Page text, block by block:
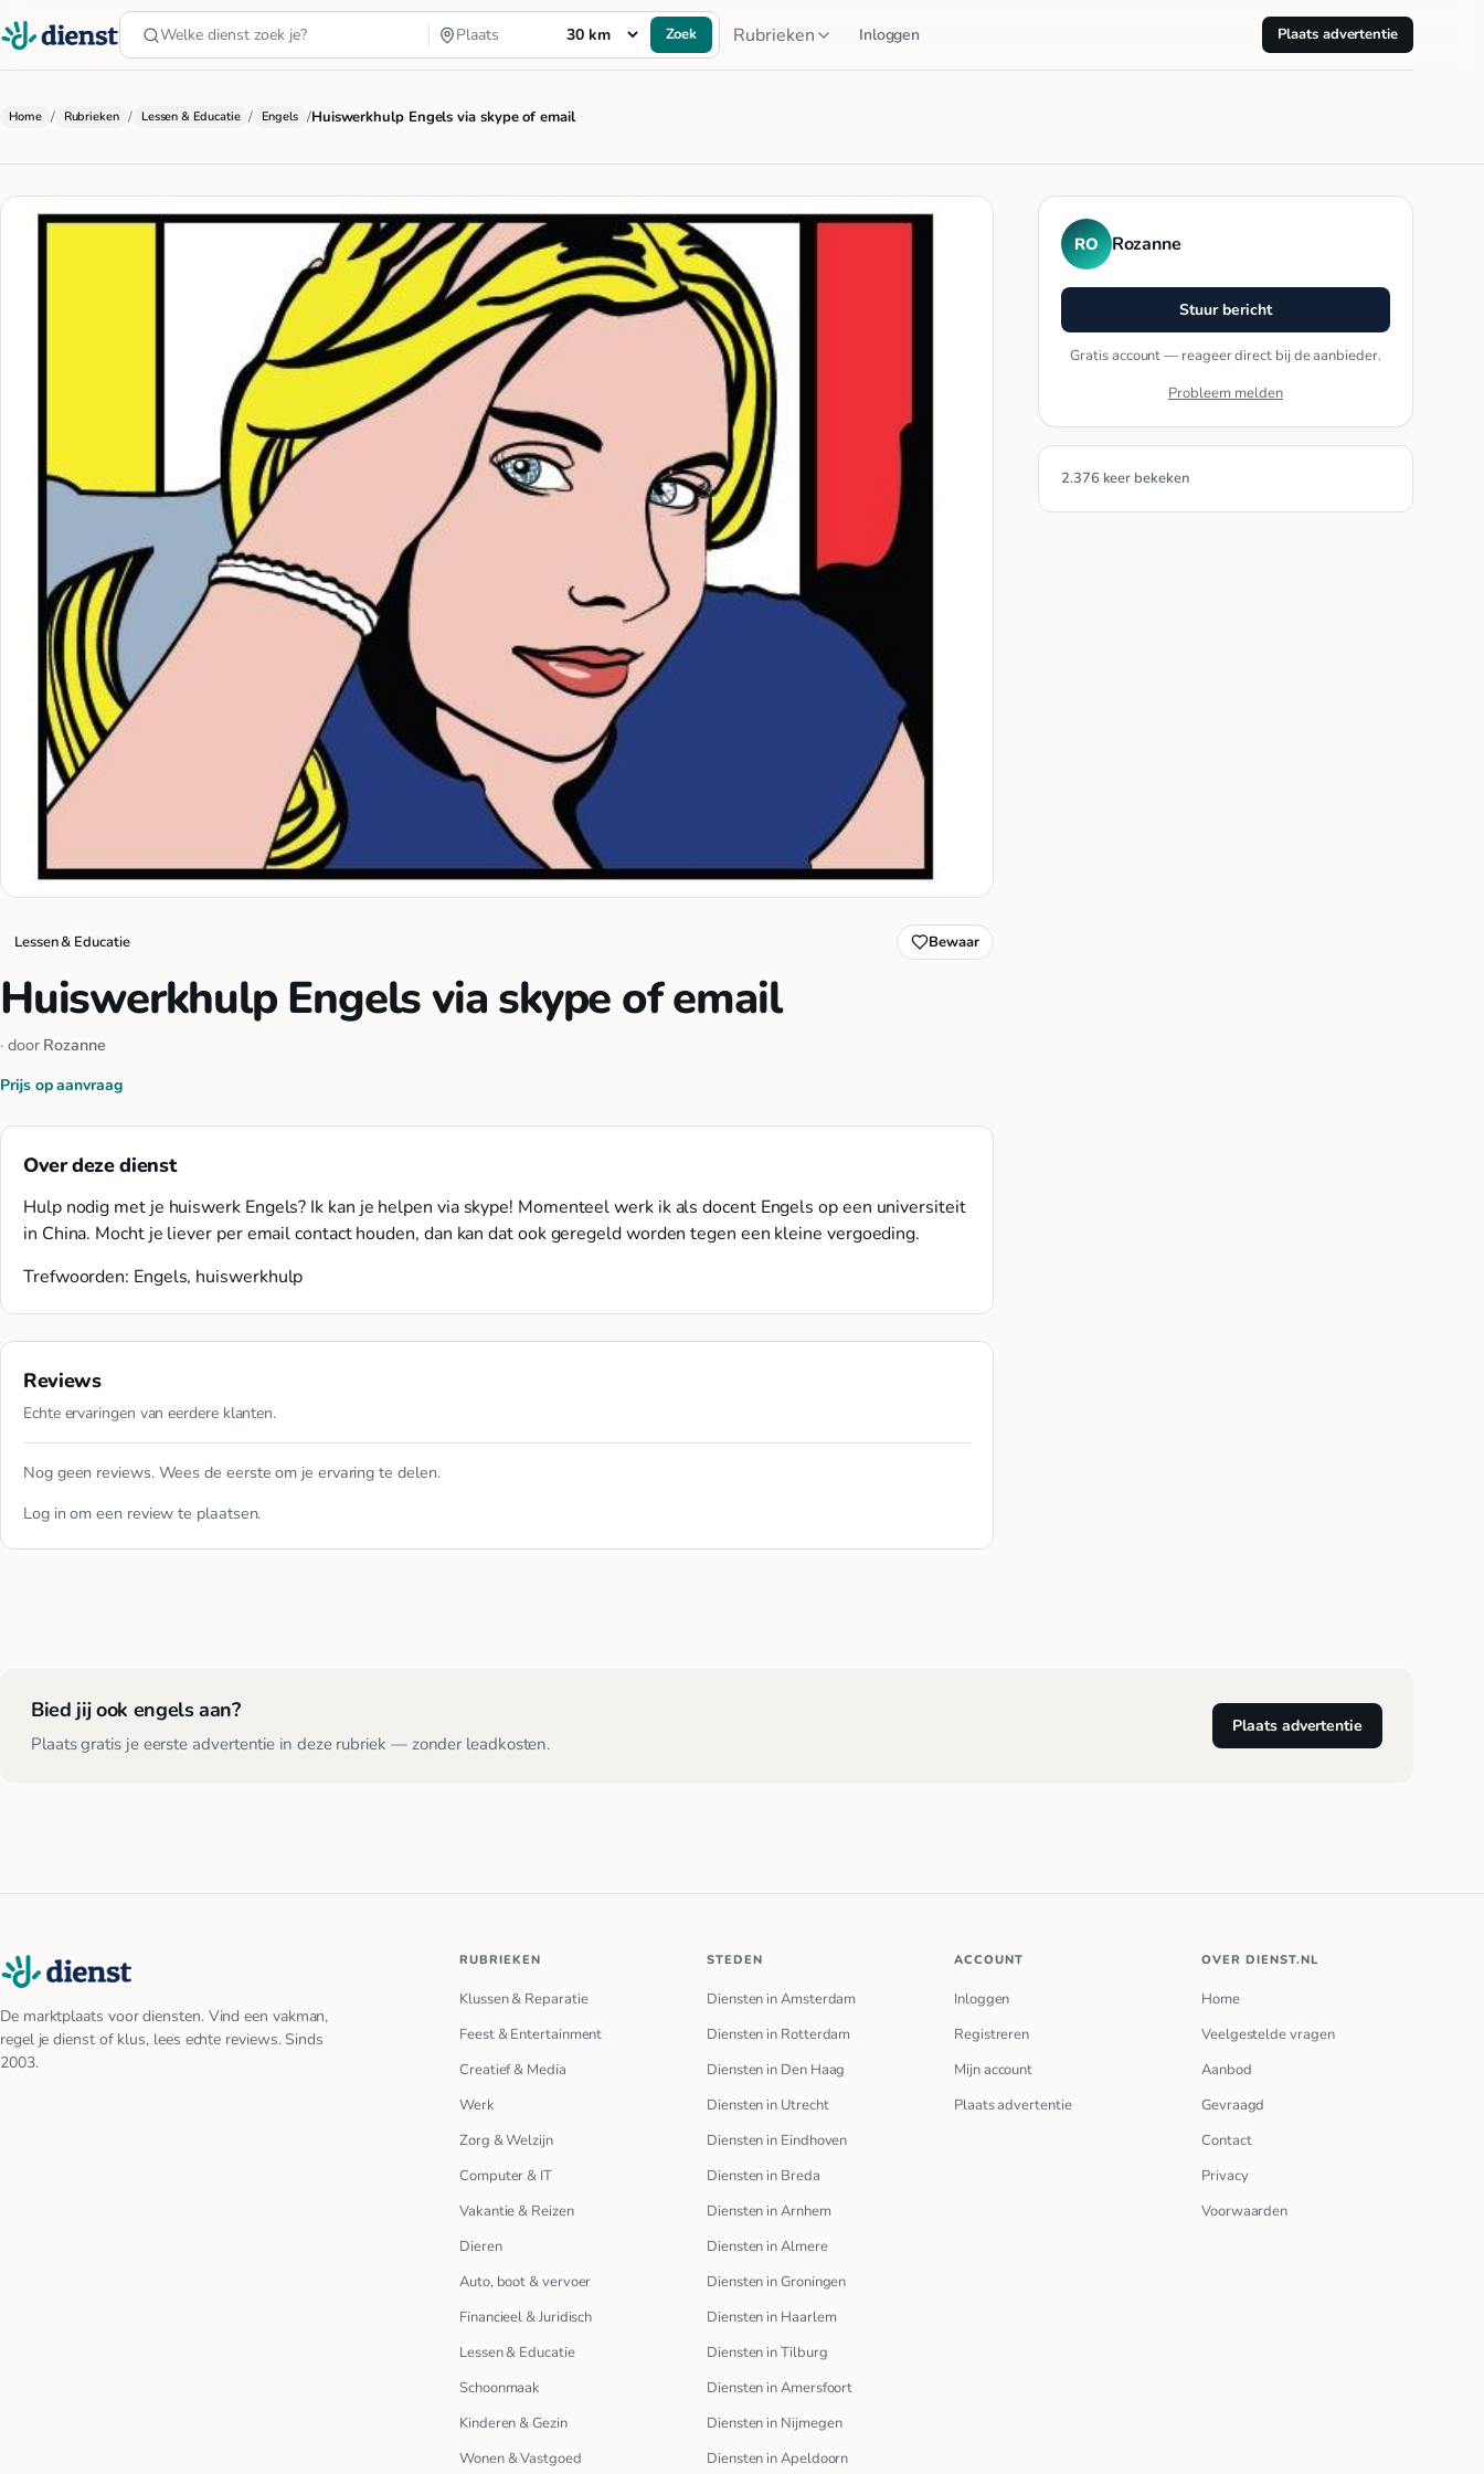
Zoek Rubrieken Inloggen Plaats advertentie
Home / Rubrieken / Lessen & Educatie / Engels /Huiswerkhulp Engels via skype of email
Lessen & Educatie Bewaar
Huiswerkhulp Engels via skype of email
· door Rozanne
Prijs op aanvraag
Over deze dienst
Hulp nodig met je huiswerk Engels? Ik kan je helpen via skype! Momenteel werk ik als docent Engels op een universiteit
in China. Mocht je liever per email contact houden, dan kan dat ook geregeld worden tegen een kleine vergoeding.
Trefwoorden: Engels, huiswerkhulp
Reviews
Echte ervaringen van eerdere klanten.
Nog geen reviews. Wees de eerste om je ervaring te delen.
Log in om een review te plaatsen.
RO Rozanne
Stuur bericht
Gratis account — reageer direct bij de aanbieder.
Probleem melden
2.376 keer bekeken
Bied jij ook engels aan?
Plaats gratis je eerste advertentie in deze rubriek — zonder leadkosten.
Plaats advertentie
De marktplaats voor diensten. Vind een vakman,
regel je dienst of klus, lees echte reviews. Sinds
2003.
RUBRIEKEN
Klussen & Reparatie
Feest & Entertainment
Creatief & Media
Werk
Zorg & Welzijn
Computer & IT
Vakantie & Reizen
Dieren
Auto, boot & vervoer
Financieel & Juridisch
Lessen & Educatie
Schoonmaak
Kinderen & Gezin
Wonen & Vastgoed
STEDEN
Diensten in Amsterdam
Diensten in Rotterdam
Diensten in Den Haag
Diensten in Utrecht
Diensten in Eindhoven
Diensten in Breda
Diensten in Arnhem
Diensten in Almere
Diensten in Groningen
Diensten in Haarlem
Diensten in Tilburg
Diensten in Amersfoort
Diensten in Nijmegen
Diensten in Apeldoorn
ACCOUNT
Inloggen
Registreren
Mijn account
Plaats advertentie
OVER DIENST.NL
Home
Veelgestelde vragen
Aanbod
Gevraagd
Contact
Privacy
Voorwaarden